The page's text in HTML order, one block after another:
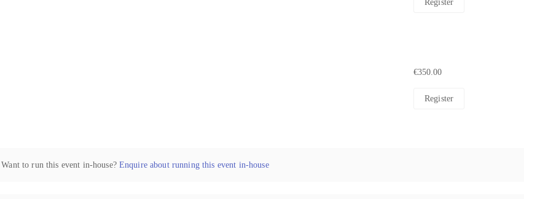
Register
€350.00
Register
Want to run this event in-house? Enquire about running this event in-house